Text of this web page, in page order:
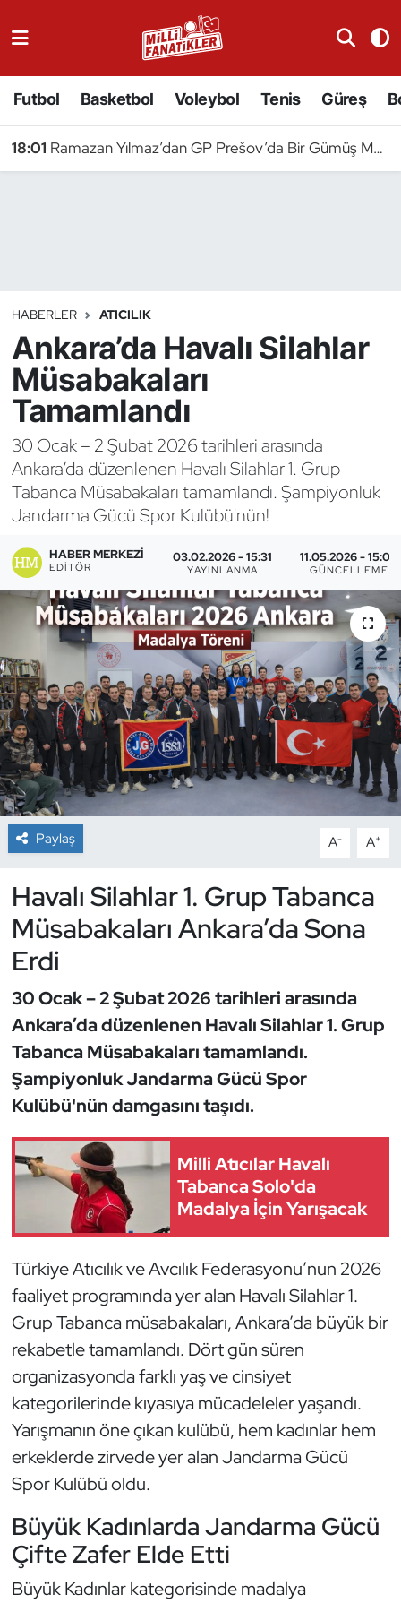
Futbol Basketbol Voleybol Tenis Güreş
18:01 Ramazan Yılmaz’dan GP Prešov’da Bir Gümüş Madalya Daha
HABERLER ATICILIK
Ankara’da Havalı Silahlar
Müsabakaları
Tamamlandı
30 Ocak – 2 Şubat 2026 tarihleri arasında
Ankara’da düzenlenen Havalı Silahlar 1. Grup
Tabanca Müsabakaları tamamlandı. Şampiyonluk
Jandarma Gücü Spor Kulübü'nün!
HABER MERKEZI
EDITÖR
03.02.2026 - 15:31
YAYINLANMA
11.05.2026 - 15:03
GÜNCELLEME
Paylaş A- A+
Havalı Silahlar 1. Grup Tabanca
Müsabakaları Ankara’da Sona
Erdi
30 Ocak – 2 Şubat 2026 tarihleri arasında
Ankara’da düzenlenen Havalı Silahlar 1. Grup
Tabanca Müsabakaları tamamlandı.
Şampiyonluk Jandarma Gücü Spor
Kulübü'nün damgasını taşıdı.
Milli Atıcılar Havalı
Tabanca Solo'da
Madalya İçin Yarışacak
Türkiye Atıcılık ve Avcılık Federasyonu’nun 2026
faaliyet programında yer alan Havalı Silahlar 1.
Grup Tabanca müsabakaları, Ankara’da büyük bir
rekabetle tamamlandı. Dört gün süren
organizasyonda farklı yaş ve cinsiyet
kategorilerinde kıyasıya mücadeleler yaşandı.
Yarışmanın öne çıkan kulübü, hem kadınlar hem
erkeklerde zirvede yer alan Jandarma Gücü
Spor Kulübü oldu.
Büyük Kadınlarda Jandarma Gücü
Çifte Zafer Elde Etti
Büyük Kadınlar kategorisinde madalya
Badminton
Binicilik
Bisiklet
Bocce Bowling Dart
Boks
Briç
Buz Hokeyi
Buz Pateni
Çim Hokeyi
Cimnastik
Curling
Dağcılık
Dans Sporları
Dövüş Sanatı
E-Spor
Futbol
Futsal
Genel
Golf
Güreş
Hava Sporları
Hentbol
İşitme Engelli Sporcular
Judo ve Kuraş
Kano ve Rafting
Karate